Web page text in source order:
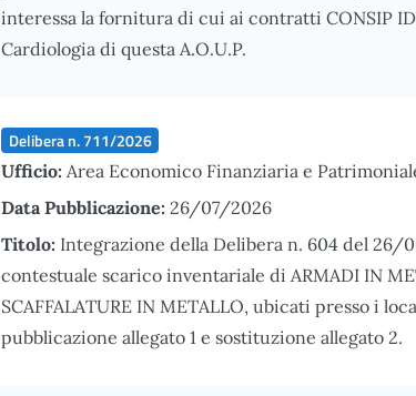
interessa la fornitura di cui ai contratti CONSIP ID
Cardiologia di questa A.O.U.P.
Delibera n. 711/2026
Ufficio: Area Economico Finanziaria e
Data Pubblicazione: 26/07/2026
Titolo: Integrazione della Delibera n. 604 del 26/
contestuale scarico inventariale di ARMADI IN
SCAFFALATURE IN METALLO, ubicati presso i
pubblicazione allegato 1 e sostituzione allegato 2.